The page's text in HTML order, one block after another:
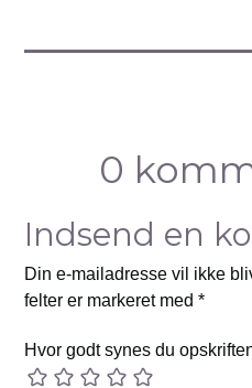
0
Indsend en
Din e-mailadresse vil ikke
felter er markeret med*
Hvor godt synes du